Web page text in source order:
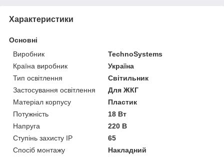
Характеристики
Основні
Виробник
TechnoSystems
Країна виробник
Україна
Тип освітлення
Світильник
Застосування освітлення
Для ЖКГ
Матеріал корпусу
Пластик
Потужність
18 Вт
Напруга
220 В
Ступінь захисту IP
65
Спосіб монтажу
Накладний